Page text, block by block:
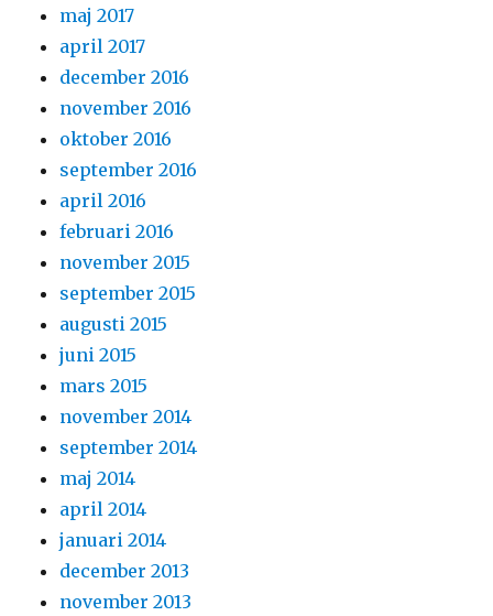
maj 2017
april 2017
december 2016
november 2016
oktober 2016
september 2016
april 2016
februari 2016
november 2015
september 2015
augusti 2015
juni 2015
mars 2015
november 2014
september 2014
maj 2014
april 2014
januari 2014
december 2013
november 2013